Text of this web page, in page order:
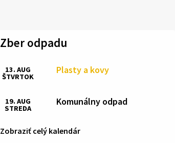
Zber odpadu
Plasty a kovy
13. AUG
ŠTVRTOK
Komunálny odpad
19. AUG
STREDA
Zobraziť celý kalendár